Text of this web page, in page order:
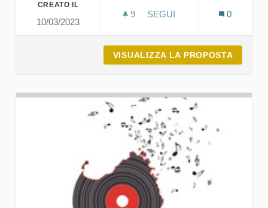
CREATO IL
10/03/2023
9 9 SOSTENITORI
SEGUI
0
VISUALIZZA LA PROPOSTA